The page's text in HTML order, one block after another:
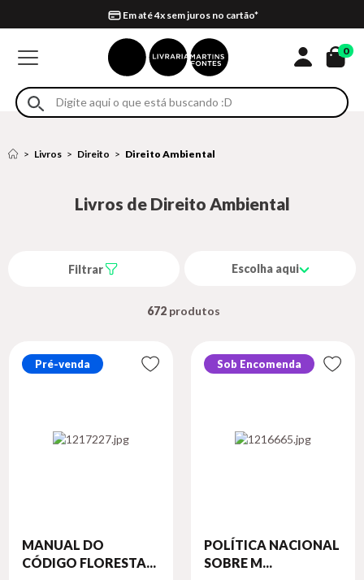
Formas de entrega
Compra 100% segura
Em até 4x sem juros no cartão*
Retire na loja
Eventos
0
Livros Direito Direito Ambiental
Livros de Direito Ambiental
Filtrar Escolha aqui
672
Pré-venda
MANUAL DO
CÓDIGO FLORESTA...
Sob Encomenda
POLÍTICA NACIONAL
SOBRE M...